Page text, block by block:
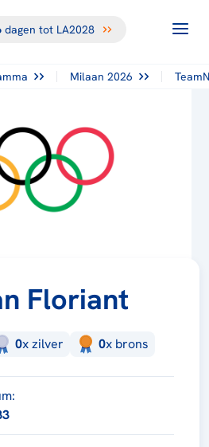
dagen tot LA2028
Milaan 2026
Floriant
0xzilver 0x brons